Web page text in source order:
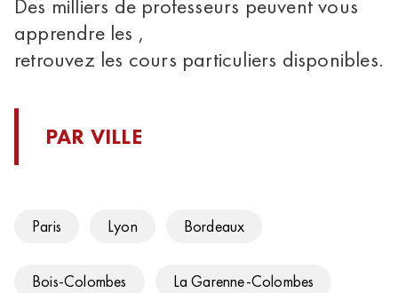
Des milliers de professeurs peuvent vous
apprendre les ,
retrouvez les cours particuliers disponibles.
PAR VILLE
Paris Lyon Bordeaux
Bois-Colombes La Garenne-Colombes